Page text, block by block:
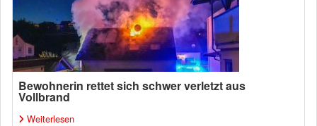
Bewohnerin rettet sich schwer verletzt aus
Vollbrand
Weiterlesen